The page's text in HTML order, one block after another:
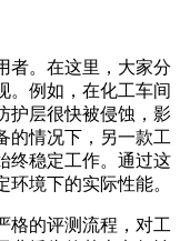
者。在这里，大家分
。例如，在化工车间
护层很快被侵蚀，影
的情况下，另一款工
终稳定工作。通过这
境下的实际性能。
格的评测流程，对工